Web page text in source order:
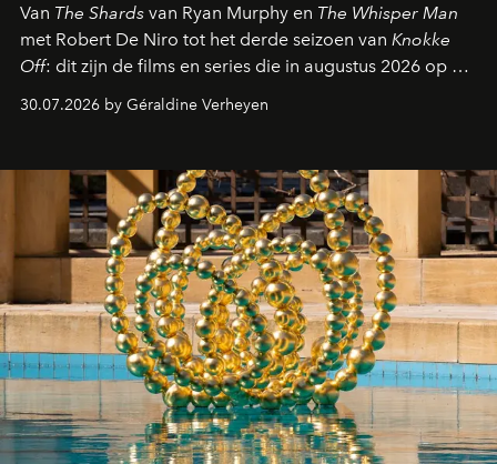
Van The Shards van Ryan Murphy en The Whisper Man
met Robert De Niro tot het derde seizoen van Knokke
Off: dit zijn de films en series die in augustus 2026 op de
streamingplatformen verschijnen.
30.07.2026 by Géraldine Verheyen